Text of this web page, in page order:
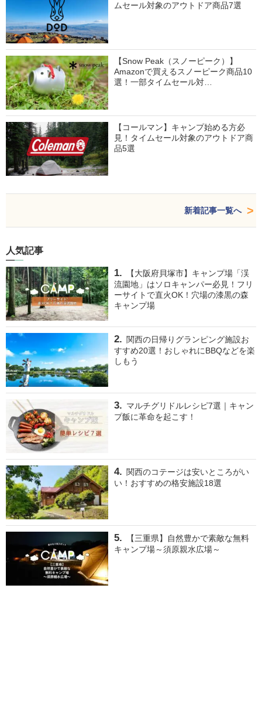
ムセール対象のアウトドア商品7選
【Snow Peak（スノーピーク）】
Amazonで買えるスノーピーク商品10
選！一部タイムセール対…
【コールマン】キャンプ始める方必
見！タイムセール対象のアウトドア商
品5選
新着記事一覧へ
人気記事
【大阪府貝塚市】キャンプ場「渓
流園地」はソロキャンパー必見！フリ
ーサイトで直火OK！穴場の漆黒の森
キャンプ場
関西の日帰りグランピング施設お
すすめ20選！おしゃれにBBQなどを楽
しもう
マルチグリドルレシピ7選｜キャン
プ飯に革命を起こす！
関西のコテージは安いところがい
い！おすすめの格安施設18選
【三重県】自然豊かで素敵な無料
キャンプ場～須原親水広場～